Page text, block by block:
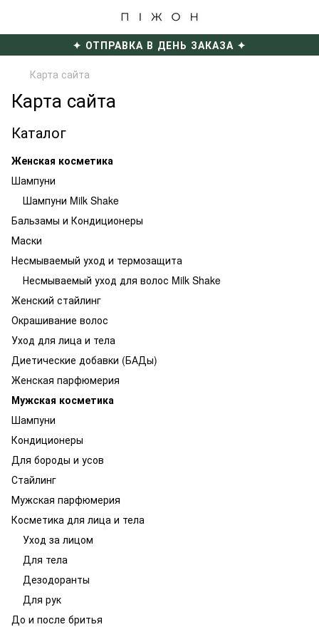
✦ ОТПРАВКА В ДЕНЬ ЗАКАЗА ✦
Карта сайта
Карта сайта
Каталог
Женская косметика
Шампуни
Шампуни Milk Shake
Бальзамы и Кондиционеры
Маски
Несмываемый уход и термозащита
Несмываемый уход для волос Milk Shake
Женский стайлинг
Окрашивание волос
Уход для лица и тела
Диетические добавки (БАДы)
Женская парфюмерия
Мужская косметика
Шампуни
Кондиционеры
Для бороды и усов
Стайлинг
Мужская парфюмерия
Косметика для лица и тела
Уход за лицом
Для тела
Дезодоранты
Для рук
До и после бритья